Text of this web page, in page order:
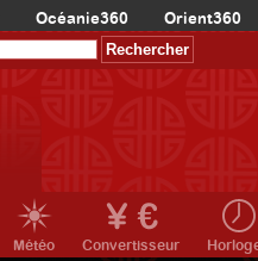
Océanie360 Orient360
Météo Convertisseur